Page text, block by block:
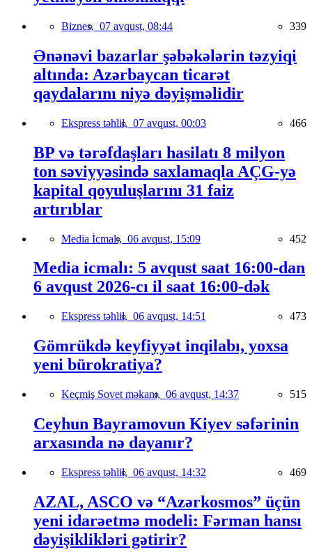
Biznes, 07 avqust, 08:44 339
Ənənəvi bazarlar şəbəkələrin təzyiqi
altında: Azərbaycan ticarət
qaydalarını niyə dəyişməlidir
Ekspress təhlil, 07 avqust, 00:03 466
BP və tərəfdaşları hasilatı 8 milyon
ton səviyyəsində saxlamaqla AÇG-yə
kapital qoyuluşlarını 31 faiz
artırıblar
Media İcmalı, 06 avqust, 15:09 452
Media icmalı: 5 avqust saat 16:00-dan
6 avqust 2026-cı il saat 16:00-dək
Ekspress təhlil, 06 avqust, 14:51 473
Gömrükdə keyfiyyət inqilabı, yoxsa
yeni bürokratiya?
Keçmiş Sovet məkanı, 06 avqust, 14:37 515
Ceyhun Bayramovun Kiyev səfərinin
arxasında nə dayanır?
Ekspress təhlil, 06 avqust, 14:32 469
AZAL, ASCO və “Azərkosmos” üçün
yeni idarəetmə modeli: Fərman hansı
dəyişiklikləri gətirir?